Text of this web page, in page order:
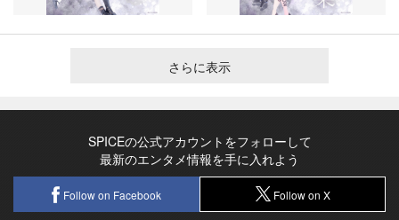
さらに表示
SPICEの公式アカウントをフォローして
最新のエンタメ情報を手に入れよう
Follow on Facebook Follow on X